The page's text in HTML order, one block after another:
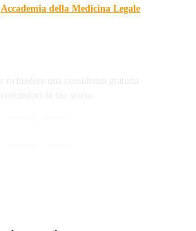
Accademia della Medicina Legale